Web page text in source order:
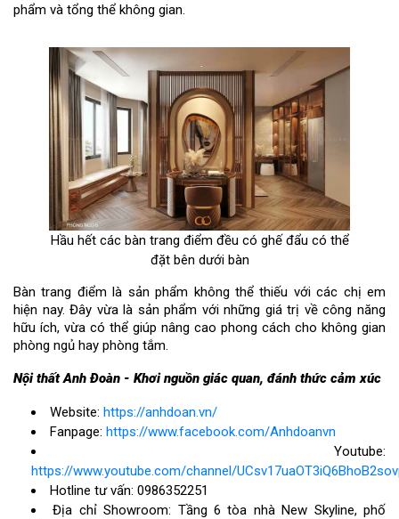
phẩm và tổng thể không gian.
Hầu hết các bàn trang điểm đều có ghế đẩu có thể
đặt bên dưới bàn
Bàn trang điểm là sản phẩm không thể thiếu với các chị em
hiện nay. Đây vừa là sản phẩm với những giá trị về công năng
hữu ích, vừa có thể giúp nâng cao phong cách cho không gian
phòng ngủ hay phòng tắm.
Nội thất Anh Đoàn - Khơi nguồn giác quan, đánh thức cảm xúc
Website: https://anhdoan.vn/
Fanpage: https://www.facebook.com/Anhdoanvn
Youtube:
https://www.youtube.com/channel/
Hotline tư vấn: 0986352251
Địa chỉ Showroom: Tầng 6 tòa nhà New Skyline, phố